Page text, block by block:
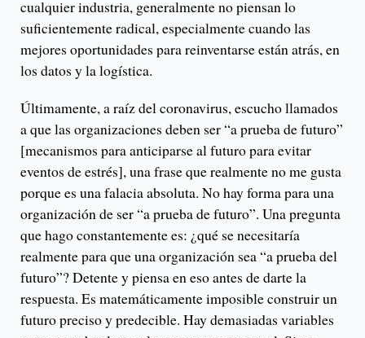
cualquier industria, generalmente no piensan lo
suficientemente radical, especialmente cuando las
mejores oportunidades para reinventarse están atrás, en
los datos y la logística.
Últimamente, a raíz del coronavirus, escucho llamados
a que las organizaciones deben ser “a prueba de futuro”
[mecanismos para anticiparse al futuro para evitar
eventos de estrés], una frase que realmente no me gusta
porque es una falacia absoluta. No hay forma para una
organización de ser “a prueba de futuro”. Una pregunta
que hago constantemente es: ¿qué se necesitaría
realmente para que una organización sea “a prueba del
futuro”? Detente y piensa en eso antes de darte la
respuesta. Es matemáticamente imposible construir un
futuro preciso y predecible. Hay demasiadas variables